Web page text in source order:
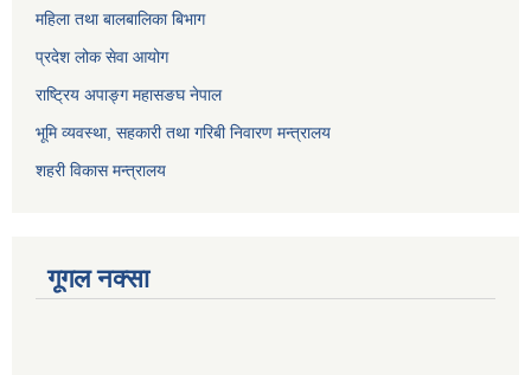
महिला तथा बालबालिका बिभाग
प्रदेश लोक सेवा आयोग
राष्ट्रिय अपाङ्ग महासङघ नेपाल
भूमि व्यवस्था, सहकारी तथा गरिबी निवारण मन्त्रालय
शहरी विकास मन्त्रालय
गूगल नक्सा